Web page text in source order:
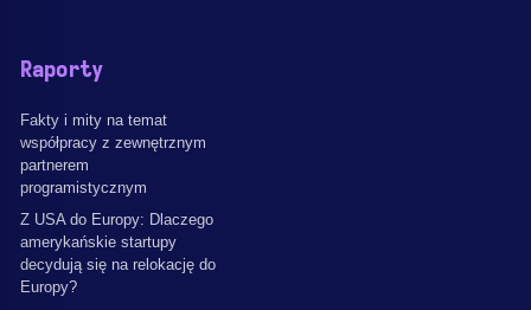
Raporty
Fakty i mity na temat
współpracy z zewnętrznym
partnerem
programistycznym
Z USA do Europy: Dlaczego
amerykańskie startupy
decydują się na relokację do
Europy?